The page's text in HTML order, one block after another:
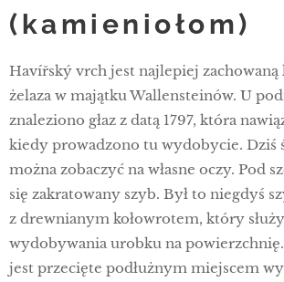
(kamieniołom)
Havířský vrch jest najlepiej
żelaza w majątku Wallensteinów. U
znaleziono głaz z datą 1797, która
kiedy prowadzono tu wydobycie. Dziś
można zobaczyć na własne oczy. Pod
się zakratowany szyb. Był to niegdyś
z drewnianym kołowrotem, który
wydobywania urobku na
jest przecięte podłużnym miejscem